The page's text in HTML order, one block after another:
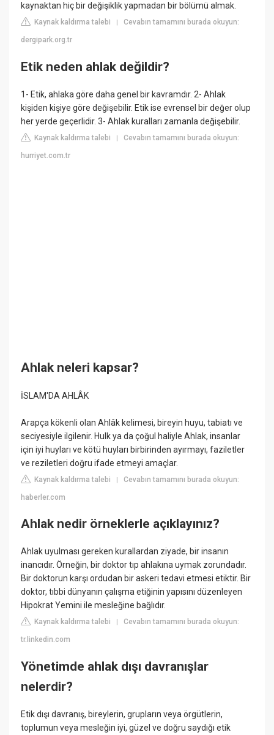
kaynaktan hiç bir değişiklik yapmadan bir bölümü almak.
Kaynak kaldırma talebi |Cevabın tamamını burada okuyun:
dergipark.org.tr
Etik neden ahlak değildir?
1- Etik, ahlaka göre daha genel bir kavramdır. 2- Ahlak
kişiden kişiye göre değişebilir. Etik ise evrensel bir değer olup
her yerde geçerlidir. 3- Ahlak kuralları zamanla değişebilir.
Kaynak kaldırma talebi |Cevabın tamamını burada okuyun:
hurriyet.com.tr
Ahlak neleri kapsar?
İSLAM'DA AHLÂK
Arapça kökenli olan Ahlâk kelimesi, bireyin huyu, tabiatı ve
seciyesiyle ilgilenir. Hulk ya da çoğul haliyle Ahlak, insanlar
için iyi huyları ve kötü huyları birbirinden ayırmayı, faziletler
ve reziletleri doğru ifade etmeyi amaçlar.
Kaynak kaldırma talebi |Cevabın tamamını burada okuyun:
haberler.com
Ahlak nedir örneklerle açıklayınız?
Ahlak uyulması gereken kurallardan ziyade, bir insanın
inancıdır. Örneğin, bir doktor tıp ahlakına uymak zorundadır.
Bir doktorun karşı ordudan bir askeri tedavi etmesi etiktir. Bir
doktor, tıbbi dünyanın çalışma etiğinin yapısını düzenleyen
Hipokrat Yemini ile mesleğine bağlıdır.
Kaynak kaldırma talebi |Cevabın tamamını burada okuyun:
tr.linkedin.com
Yönetimde ahlak dışı davranışlar
nelerdir?
Etik dışı davranış, bireylerin, grupların veya örgütlerin,
toplumun veya mesleğin iyi, güzel ve doğru saydığı etik